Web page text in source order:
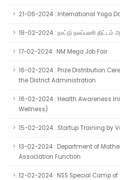
21-06-2024 : International Yoga
18-02-2024 : நாட்டு நலப்பணி திட்டம்
17-02-2024 : NM Mega Job Fair
16-02-2024 : Prize Distribution
the District Administration
16-02-2024 : Health Awareness
Wellness)
15-02-2024 : Startup Training by
13-02-2024 : Department of
Association Function
12-02-2024 : NSS Special Camp of